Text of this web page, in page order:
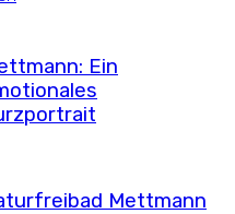
Ein
Mettmann